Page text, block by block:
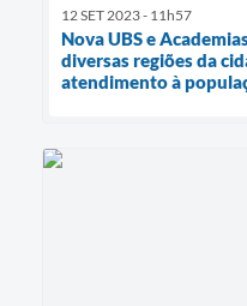
12 SET 2023 - 11h57
Nova UBS e
diversas regiões da
atendimento à